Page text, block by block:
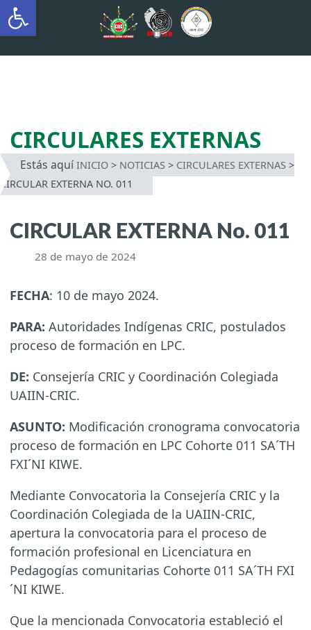
Saltar
al
INTERCULTURAL
CIRCULARES EXTERNAS
Estás aquí INICIO> NOTICIAS > CIRCULARES EXTERNAS >
CIRCULAR EXTERNA NO. 011
CIRCULAR EXTERNA No. 011
28 de mayo de 2024
FECHA: 10 de mayo 2024.
PARA: Autoridades Indígenas CRIC, postulados
proceso de formación en LPC.
DE: Consejería CRIC y Coordinación Colegiada
UAIIN-CRIC.
ASUNTO: Modificación cronograma convocatoria
proceso de formación en LPC Cohorte 011 SA´TH
FXI´NI KIWE.
Mediante Convocatoria la Consejería CRIC y la
Coordinación Colegiada de la UAIIN-CRIC,
apertura la convocatoria para el proceso de
formación profesional en Licenciatura en
Pedagogías comunitarias Cohorte 011 SA´TH FXI
´NI KIWE.
Que la mencionada Convocatoria estableció el